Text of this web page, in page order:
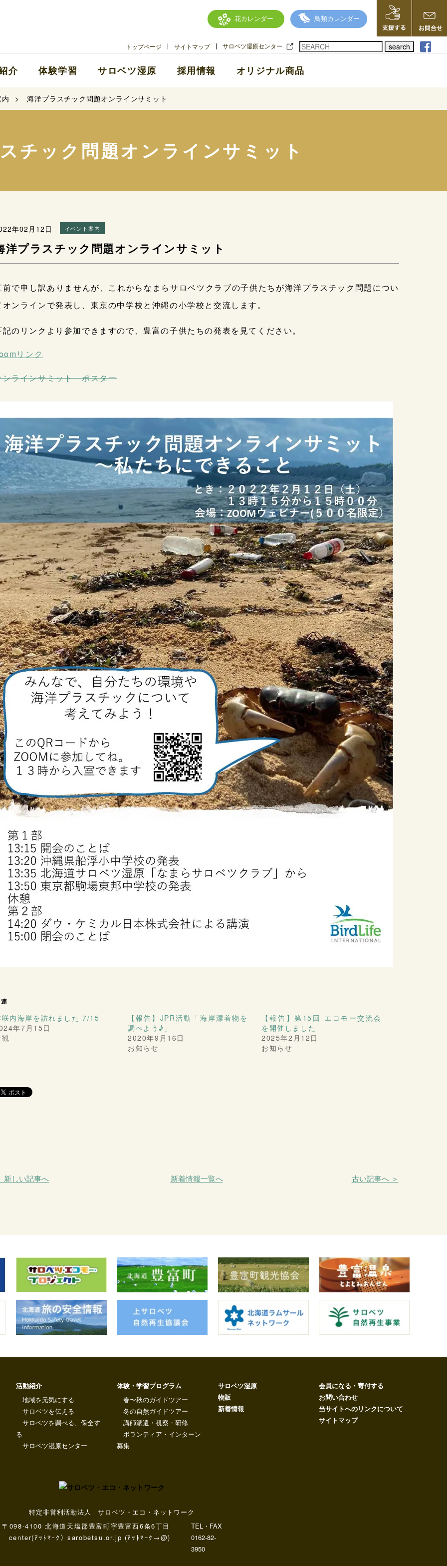
花カレンダー 鳥類カレンダー
トップページ サイトマップ サロベツ湿原センター search
介 体験学習 サロベツ湿原 採用情報 オリジナル商品
海洋プラスチック問題オンラインサミット
チック問題オンラインサミット
年02月12日 イベント案内
洋プラスチック問題オンラインサミット
前で申し訳ありませんが、これからなまらサロベツクラブの子供たちが海洋プラスチック問題につい
オンラインで発表し、東京の中学校と沖縄の小学校と交流します。
記のリンクより参加できますので、豊富の子供たちの発表を見てください。
リンク
ンラインサミット ポスター
咲内海岸を訪れました 7/15
年7月15日
【報告】JPR活動「海岸漂着物を
調べよう♪」
2020年9月16日
お知らせ
【報告】第15回 エコモー交流会
を開催しました
2025年2月12日
お知らせ
新しい記事へ 新着情報一覧へ 古い記事へ ＞
活動紹介
地域を元気にする
サロベツを伝える
サロベツを調べる、保全す
る
サロベツ湿原センター
体験・学習プログラム
春〜秋のガイドツアー
冬の自然ガイドツアー
講師派遣・視察・研修
ボランティア・インターン
募集
サロベツ湿原
物販
新着情報
会員になる・寄付する
お問い合わせ
当サイトへのリンクについて
サイトマップ
特定非営利活動法人 サロベツ・エコ・ネットワーク
〒098-4100 北海道天塩郡豊富町字豊富西6条6丁目
center(ｱｯﾄﾏｰｸ）sarobetsu.or.jp (ｱｯﾄﾏｰｸ→@)
TEL・FAX
0162-82-
3950